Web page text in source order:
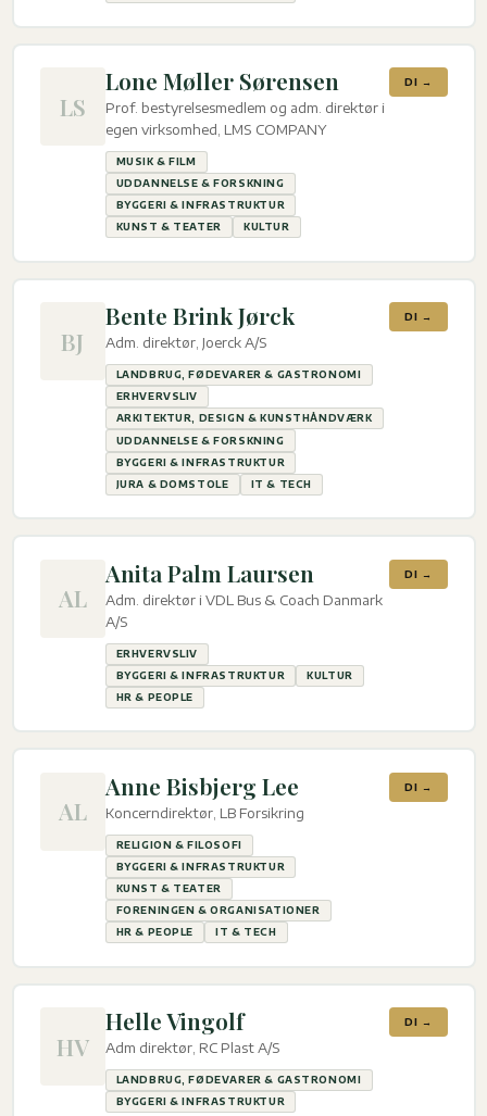
LS
Lone Møller Sørensen
Prof. bestyrelsesmedlem og adm. direktør i
egen virksomhed, LMS COMPANY
MUSIK & FILM
UDDANNELSE & FORSKNING
BYGGERI & INFRASTRUKTUR
KUNST & TEATER
KULTUR
DI →
BJ
Bente Brink Jørck
Adm. direktør, Joerck A/S
LANDBRUG, FØDEVARER & GASTRONOMI
ERHVERVSLIV
ARKITEKTUR, DESIGN & KUNSTHÅNDVÆRK
UDDANNELSE & FORSKNING
BYGGERI & INFRASTRUKTUR
JURA & DOMSTOLE
IT & TECH
DI →
AL
Anita Palm Laursen
Adm. direktør i VDL Bus & Coach Danmark
A/S
ERHVERVSLIV
BYGGERI & INFRASTRUKTUR
KULTUR
HR & PEOPLE
DI →
AL
Anne Bisbjerg Lee
Koncerndirektør, LB Forsikring
RELIGION & FILOSOFI
BYGGERI & INFRASTRUKTUR
KUNST & TEATER
FORENINGEN & ORGANISATIONER
HR & PEOPLE
IT & TECH
DI →
HV
Helle Vingolf
Adm direktør, RC Plast A/S
LANDBRUG, FØDEVARER & GASTRONOMI
BYGGERI & INFRASTRUKTUR
DI →